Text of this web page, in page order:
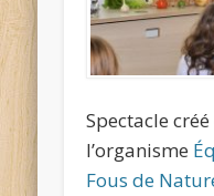
Spectacle
l’organisme
Fous de